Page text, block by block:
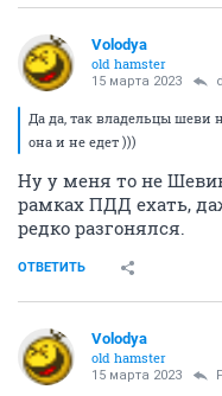
Volodya
old hamster
15 марта 2023
Да да, так владельцы шеви
она и не едет )))
Ну у меня то не
рамках ПДД ехать,
редко разгонялся.
ОТВЕТИТЬ
Volodya
old hamster
15 марта 2023